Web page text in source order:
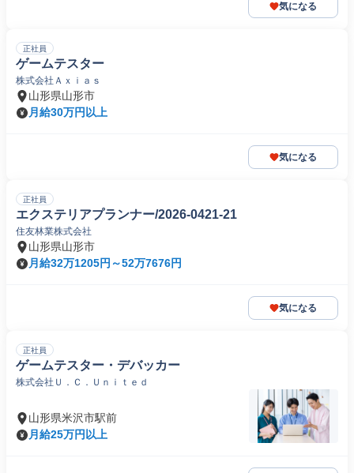
気になる
正社員
ゲームテスター
株式会社Ａｘｉａｓ
山形県山形市
月給30万円以上
気になる
正社員
エクステリアプランナー/2026-0421-21
住友林業株式会社
山形県山形市
月給32万1205円～52万7676円
気になる
正社員
ゲームテスター・デバッカー
株式会社Ｕ．Ｃ．Ｕｎｉｔｅｄ
山形県米沢市駅前
月給25万円以上